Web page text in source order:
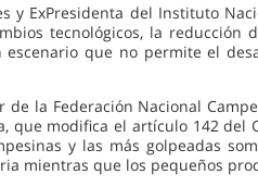
y ExPresidenta del Instituto
tecnológicos, la
que no permite el
la Federación Nacional
que modifica el artículo 142
y las más golpeadas
mientras que los pequeños